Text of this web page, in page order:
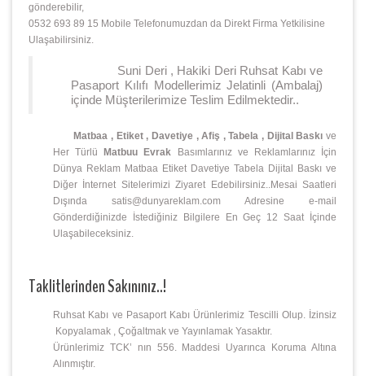
gönderebilir,
0532 693 89 15 Mobile Telefonumuzdan da Direkt Firma Yetkilisine
Ulaşabilirsiniz.
Suni Deri , Hakiki Deri Ruhsat Kabı ve
Pasaport Kılıfı Modellerimiz Jelatinli (Ambalaj)
içinde Müşterilerimize Teslim Edilmektedir..
Matbaa , Etiket , Davetiye , Afiş , Tabela , Dijital Baskı ve
Her Türlü
Matbuu Evrak Basımlarınız ve Reklamlarınız İçin
Dünya Reklam Matbaa Etiket Davetiye Tabela Dijital Baskı ve
Diğer İnternet Sitelerimizi Ziyaret Edebilirsiniz..Mesai Saatleri
Dışında satis@dunyareklam.com Adresine e-mail
Gönderdiğinizde İstediğiniz Bilgilere En Geç 12 Saat İçinde
Ulaşabileceksiniz.
Taklitlerinden Sakınınız..!
Ruhsat Kabı ve Pasaport Kabı Ürünlerimiz Tescilli Olup. İzinsiz
Kopyalamak , Çoğaltmak ve Yayınlamak Yasaktır.
Ürünlerimiz TCK’ nın 556. Maddesi Uyarınca Koruma Altına
Alınmıştır.